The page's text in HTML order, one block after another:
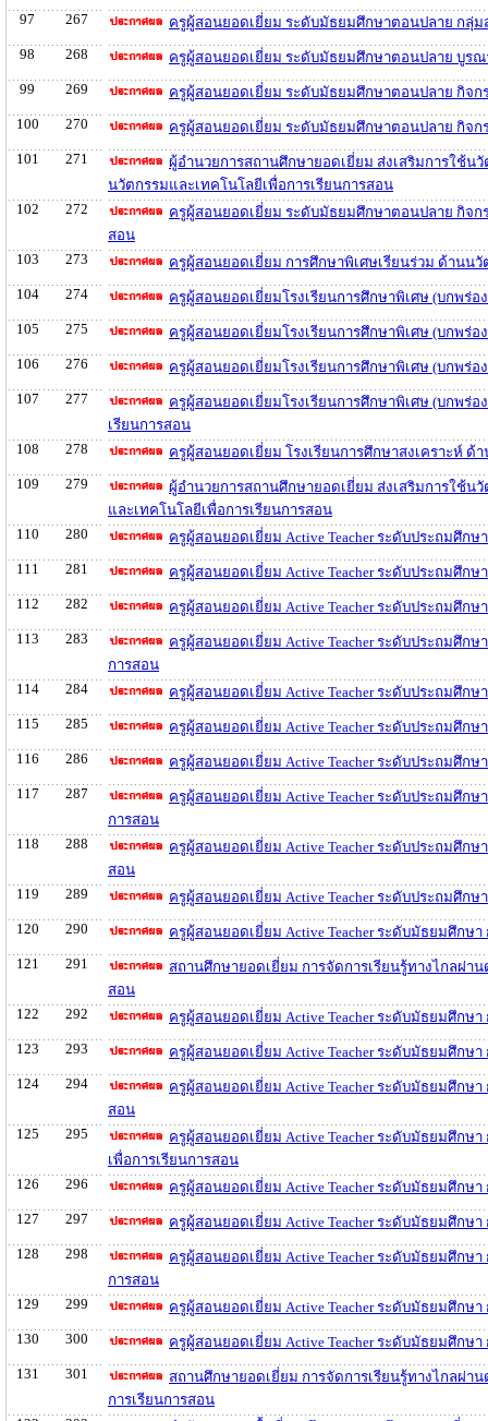
97 267
ครูผู้สอนยอดเยี่ยม ระดับมัธยมศึกษาตอนปลาย กลุ่ม
98
268
ครูผู้สอนยอดเยี่ยม ระดับมัธยมศึกษาตอนปลาย บูรณ
99
269
ครูผู้สอนยอดเยี่ยม ระดับมัธยมศึกษาตอนปลาย กิจ
100
270
ครูผู้สอนยอดเยี่ยม ระดับมัธยมศึกษาตอนปลาย กิจก
101
271
ผู้อำนวยการสถานศึกษายอดเยี่ยม ส่งเสริมการใช้น
นวัตกรรมและเทคโนโลยีเพื่อการเรียนการสอน
102
272
ครูผู้สอนยอดเยี่ยม ระดับมัธยมศึกษาตอนปลาย กิจก
สอน
103
273
ครูผู้สอนยอดเยี่ยม การศึกษาพิเศษเรียนร่วม ด้านน
104
274
ครูผู้สอนยอดเยี่ยมโรงเรียนการศึกษาพิเศษ (บกพร่
105
275
ครูผู้สอนยอดเยี่ยมโรงเรียนการศึกษาพิเศษ (บกพร่
106
276
ครูผู้สอนยอดเยี่ยมโรงเรียนการศึกษาพิเศษ (บกพร่
107
277
ครูผู้สอนยอดเยี่ยมโรงเรียนการศึกษาพิเศษ (บกพร่
เรียนการสอน
108
278
ครูผู้สอนยอดเยี่ยม โรงเรียนการศึกษาสงเคราะห์
109
279
ผู้อำนวยการสถานศึกษายอดเยี่ยม ส่งเสริมการใช้น
และเทคโนโลยีเพื่อการเรียนการสอน
110
280
ครูผู้สอนยอดเยี่ยม Active Teacher ระดับประถมศึ
111
281
ครูผู้สอนยอดเยี่ยม Active Teacher ระดับประถมศึก
112
282
ครูผู้สอนยอดเยี่ยม Active Teacher ระดับประถมศึก
113
283
ครูผู้สอนยอดเยี่ยม Active Teacher ระดับประถมศึก
การสอน
114
284
ครูผู้สอนยอดเยี่ยม Active Teacher ระดับประถมศึก
115
285
ครูผู้สอนยอดเยี่ยม Active Teacher ระดับประถมศึก
116
286
ครูผู้สอนยอดเยี่ยม Active Teacher ระดับประถมศึก
117
287
ครูผู้สอนยอดเยี่ยม Active Teacher ระดับประถมศึก
การสอน
118
288
ครูผู้สอนยอดเยี่ยม Active Teacher ระดับประถมศึก
สอน
119
289
ครูผู้สอนยอดเยี่ยม Active Teacher ระดับประถมศึ
120
290
ครูผู้สอนยอดเยี่ยม Active Teacher ระดับมัธยมศึก
121
291
สถานศึกษายอดเยี่ยม การจัดการเรียนรู้ทางไกลผ่า
สอน
122
292
ครูผู้สอนยอดเยี่ยม Active Teacher ระดับมัธยมศึก
123
293
ครูผู้สอนยอดเยี่ยม Active Teacher ระดับมัธยมศึก
124
294
ครูผู้สอนยอดเยี่ยม Active Teacher ระดับมัธยมศึกษ
สอน
125
295
ครูผู้สอนยอดเยี่ยม Active Teacher ระดับมัธยมศึก
เพื่อการเรียนการสอน
126
296
ครูผู้สอนยอดเยี่ยม Active Teacher ระดับมัธยมศึกษ
127
297
ครูผู้สอนยอดเยี่ยม Active Teacher ระดับมัธยมศึกษ
128
298
ครูผู้สอนยอดเยี่ยม Active Teacher ระดับมัธยมศึก
การสอน
129
299
ครูผู้สอนยอดเยี่ยม Active Teacher ระดับมัธยมศึกษ
130
300
ครูผู้สอนยอดเยี่ยม Active Teacher ระดับมัธยมศึก
131
301
สถานศึกษายอดเยี่ยม การจัดการเรียนรู้ทางไกลผ่า
การเรียนการสอน